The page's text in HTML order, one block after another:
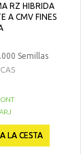
RZ HIBRIDA
A CMV FINES
Semillas
LA CESTA